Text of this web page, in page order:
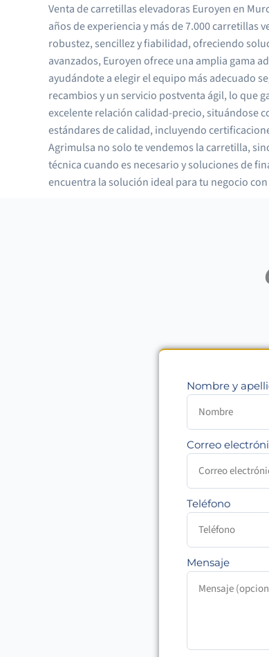
Venta de carretillas elevadoras Euroyen en
años de experiencia y más de 7.000
robustez, sencillez y fiabilidad, ofreciendo
avanzados, Euroyen ofrece una amplia gama
ayudándote a elegir el equipo más adecuado
recambios y un servicio postventa ágil, lo que
excelente relación calidad-precio, situándose
estándares de calidad, incluyendo
Agrimulsa no solo te vendemos la carretilla,
técnica cuando es necesario y soluciones de
encuentra la solución ideal para tu negocio
Nombre y
Correo
Teléfono
Mensaje